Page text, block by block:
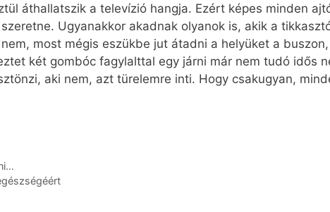
áthallatszik a televízió hangja. Ezért képes minden
Ugyanakkor akadnak olyanok is, akik a
most mégis eszükbe jut átadni a helyüket a
két gombóc fagylalttal egy járni már nem tudó idős
aki nem, azt türelemre inti. Hogy csakugyan,